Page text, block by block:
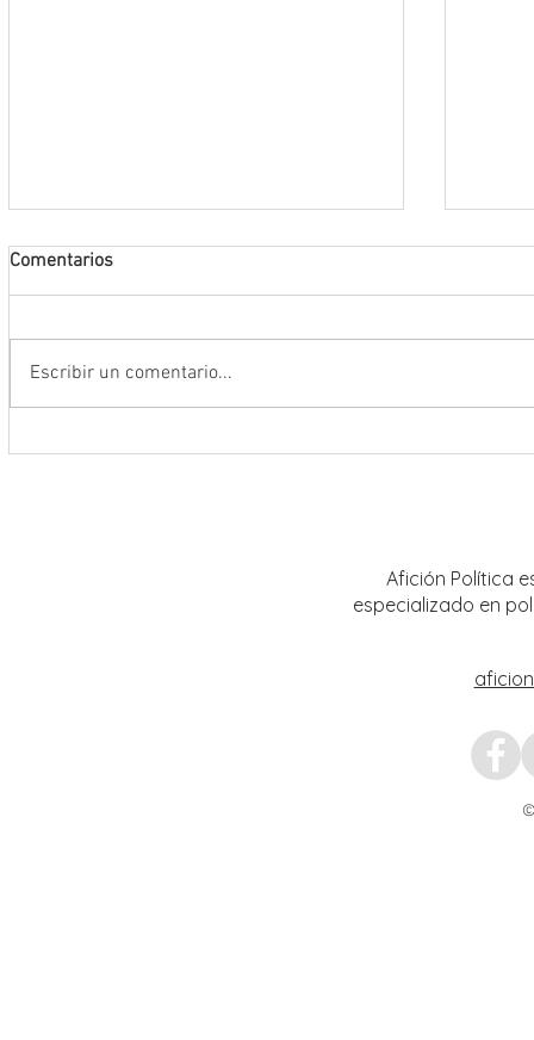
Comentarios
Escribir un comentario...
Afición Política
especializado en